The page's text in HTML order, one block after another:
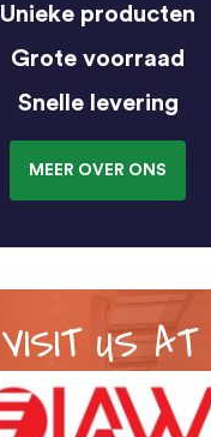
Unieke producten
Grote voorraad
Snelle levering
MEER OVER ONS
VISIT US AT